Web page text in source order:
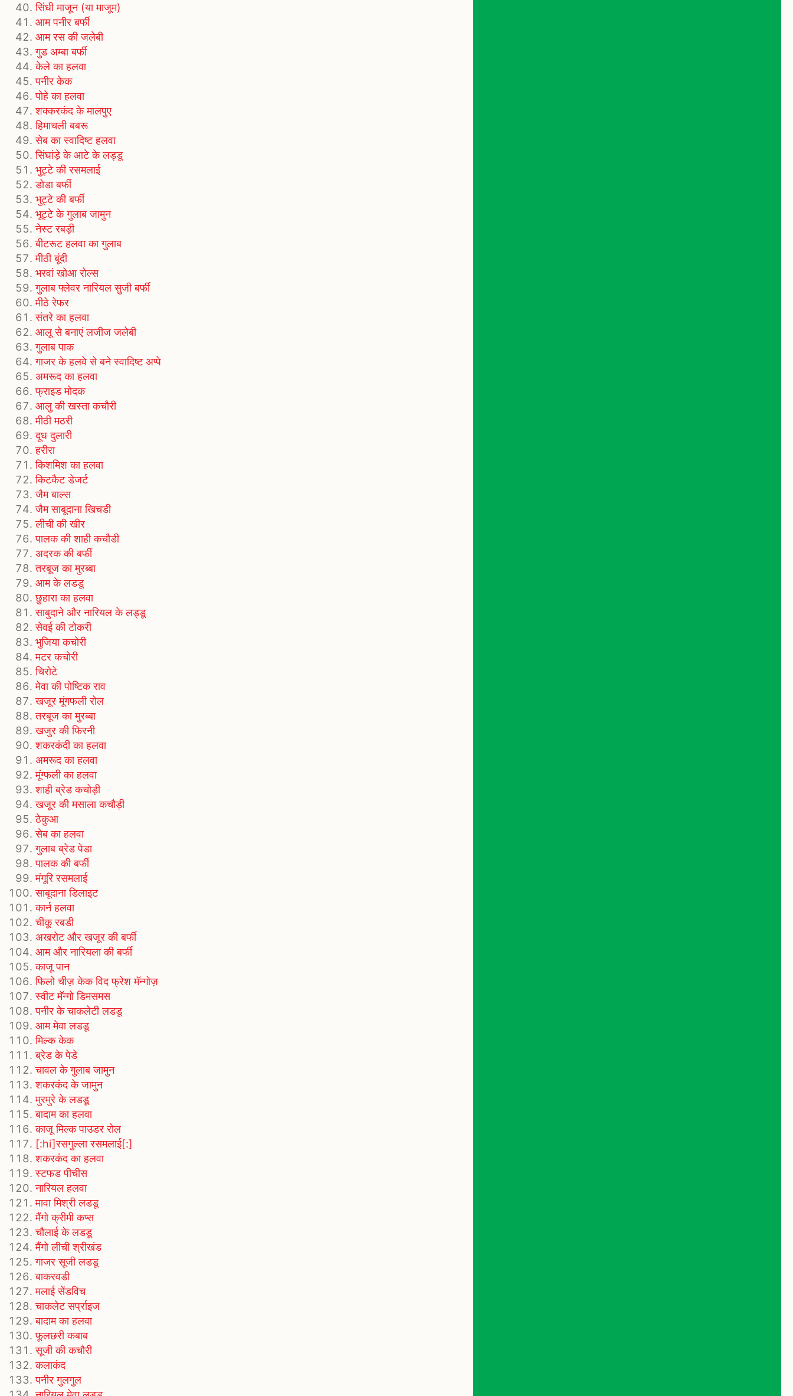
सिंधी माजून (या माजूम)
आम पनीर बर्फी
आम रस की जलेबी
गुड अम्बा बर्फी
केले का हलवा
पनीर केक
पोहे का हलवा
शक्करकंद के मालपुए
हिमाचली बबरू
सेब का स्वादिष्ट हलवा
सिंघांड़े के आटे के लड्डू
भुट्टे की रसमलाई
डोडा बर्फी
भुट्टे की बर्फी
भूट्टे के गुलाब जामुन
नेस्ट रबड़ी
बीटरूट हलवा का गुलाब
मीठी बूंदी
भरवां खोआ रोल्स
गुलाब फ्लेवर नारियल सुजी बर्फी
मीठे रेफर
संतरे का हलवा
आलू से बनाएं लजीज जलेबी
गुलाब पाक
गाजर के हलवे से बने स्वादिष्ट अप्पे
अमरूद का हलवा
फ्राइड मोदक
आलु की खस्ता कचौरी
मीठी मठरी
दूध दुलारी
हरीरा
किशमिश का हलवा
किटकैट डेजर्ट
जैम बाल्स
जैम साबूदाना खिचडी
लीची की खीर
पालक की शाही कचौडी
अदरक की बर्फी
तरबूज का मुरब्‍बा
आम के लडडू
छुहारा का हलवा
साबुदाने और नारियल के लड्डू
सेवई की टोकरी
भुजिया कचोरी
मटर कचोरी
चिरोटे
मेवा की पोष्टिक राव
खजूर मूंगफली रोल
तरबूज का मुरब्‍बा
खजुर की फिरनी
शकरकंदी का हलवा
अमरूद का हलवा
मूंग्फली का हलवा
शाही ब्रेड कचोड़ी
खजूर की मसाला कचौड़ी
ठेकुआ
सेब का हलवा
गुलाब ब्रेड पेडा
पालक की बर्फी
मंगूरि रसमलाई
साबूदाना डिलाइट
कार्न हलवा
चीकू रबडी
अखरोट और खजूर की बर्फी
आम और नारियला की बर्फी
काजू पान
फिलो चीज़ केक विद फ्रेश मॅन्गोज़
स्वीट मॅन्गो डिमसमस
पनीर के चाकलेटी लडडू
आम मेवा लडडू
मिल्क केक
ब्रेड के पेडे
चावल के गुलाब जामुन
शकरकंद के जामुन
मुरमुरे के लडडू
बादाम का हलवा
काजू मिल्क पाउडर रोल
[:hi]रसगुल्ला रसमलाई[:]
शकरकंद का हलवा
स्टफड पीचीस
नारियल हलवा
मावा मिश्री लडडू
मैंगो क्रीमी कप्स
चौलाई के लडडू
मैंगो लीची श्रीखंड
गाजर सूजी लडडू
बाकरवडी
मलाई सेंडविच
चाकलेट सर्प्राइज
बादाम का हलवा
फूलछरी कबाब
सूजी की कचौरी
कलाकंद
पनीर गुलगुल